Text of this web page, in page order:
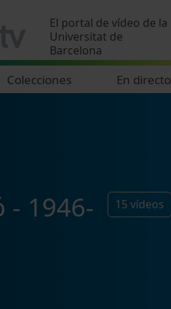
El portal de vídeo de la
Universitat de
Barcelona
Colecciones En directo
- 1946- 15 vídeos